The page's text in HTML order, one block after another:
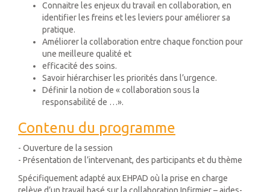
Connaitre les enjeux du travail en collaboration, en
identifier les freins et les leviers pour améliorer sa
pratique.
Améliorer la collaboration entre chaque fonction pour
une meilleure qualité et
efficacité des soins.
Savoir hiérarchiser les priorités dans l’urgence.
Définir la notion de « collaboration sous la
responsabilité de …».
Contenu du programme
- Ouverture de la session
- Présentation de l’intervenant, des participants et du thème
Spécifiquement adapté aux EHPAD où la prise en charge